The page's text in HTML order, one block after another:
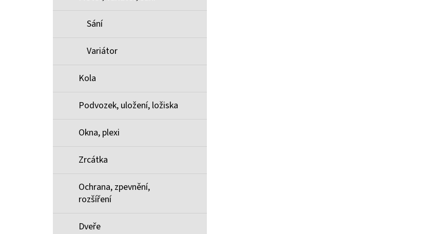
Sání
Variátor
Kola
Podvozek, uložení, ložiska
Okna, plexi
Zrcátka
Ochrana, zpevnění,
rozšíření
Dveře